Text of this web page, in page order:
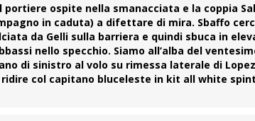
ospite nella smanacciata e la coppia
in caduta) a difettare di mira. Sbaffo
da Gelli sulla barriera e quindi sbuca in
nello specchio. Siamo all’alba del
di sinistro al volo su rimessa laterale di
col capitano bluceleste in kit all white